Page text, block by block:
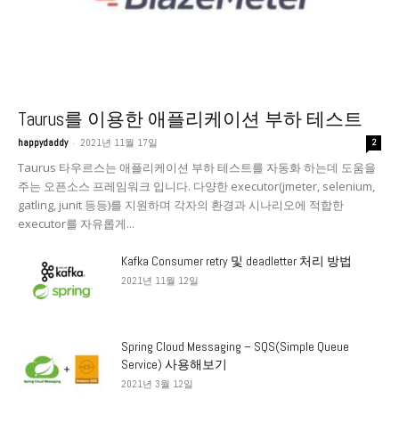
Taurus를 이용한 애플리케이션 부하 테스트
happydaddy - 2021년 11월 17일 2
Taurus 타우르스는 애플리케이션 부하 테스트를 자동화 하는데 도움을
주는 오픈소스 프레임워크 입니다. 다양한 executor(jmeter, selenium,
gatling, junit 등등)를 지원하며 각자의 환경과 시나리오에 적합한
executor를 자유롭게...
Kafka Consumer retry 및 deadletter 처리 방법
2021년 11월 12일
Spring Cloud Messaging – SQS(Simple Queue
Service) 사용해보기
2021년 3월 12일